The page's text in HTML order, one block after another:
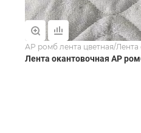
АР ромб лента цветная/Лента
Лента окантовочная АР